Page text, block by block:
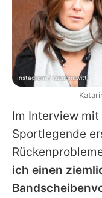
Im Interview mit
Sportlegende
ich einen
Instagram / katarinawitt/